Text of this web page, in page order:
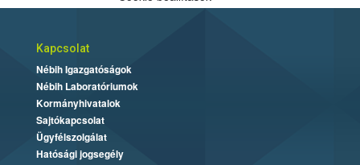
Kapcsolat
Nébih Igazgatóságok
Nébih Laboratóriumok
Kormányhivatalok
Sajtókapcsolat
Ügyfélszolgálat
Hatósági jogsegély